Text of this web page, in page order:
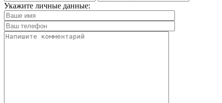
Укажите личные данные: